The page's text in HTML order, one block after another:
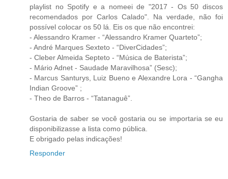
playlist no Spotify e a nomeei de "2017 - Os 50 discos
recomendados por Carlos Calado". Na verdade, não foi
possível colocar os 50 lá. Eis os que não encontrei:
- Alessandro Kramer - “Alessandro Kramer Quarteto”;
- André Marques Sexteto - “DiverCidades”;
- Cleber Almeida Septeto - “Música de Baterista”;
- Mário Adnet - Saudade Maravilhosa” (Sesc);
- Marcus Santurys, Luiz Bueno e Alexandre Lora - “Gangha
Indian Groove” ;
- Theo de Barros - “Tatanaguê”.
Gostaria de saber se você gostaria ou se importaria se eu
disponibilizasse a lista como pública.
E obrigado pelas indicações!
Responder